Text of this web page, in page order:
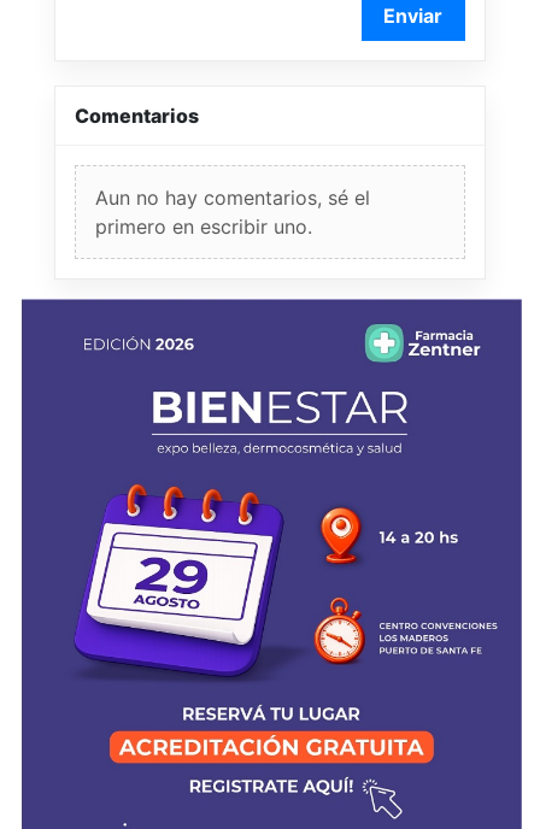
Enviar
Comentarios
Aun no hay comentarios, sé el
primero en escribir uno.